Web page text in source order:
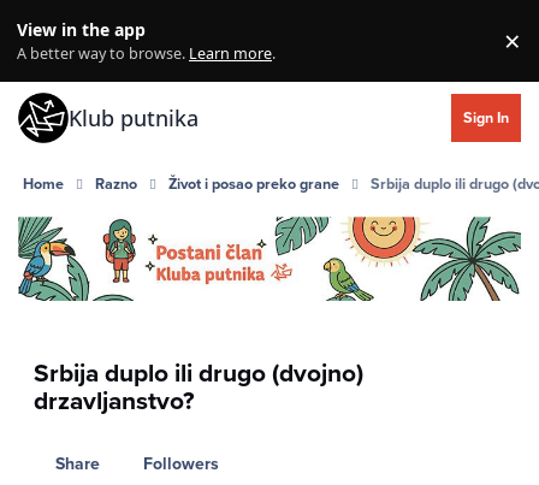
View in the app
A better way to browse. Learn more. ×
Klub putnika Sign In
Home Razno Život i posao preko grane Srbija duplo ili drugo
Srbija duplo ili drugo (dvojno)
drzavljanstvo?
Share Followers